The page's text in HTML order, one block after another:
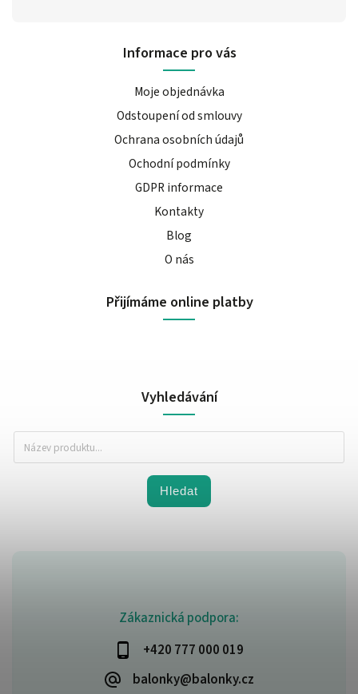
Zákaznická podpora:
+420 777 000 019
balonky@balonky.cz
Informace pro vás
Moje objednávka
Odstoupení od smlouvy
Ochrana osobních údajů
Ochodní podmínky
GDPR informace
Kontakty
Blog
O nás
Přijímáme online platby
Vyhledávání
Hledat